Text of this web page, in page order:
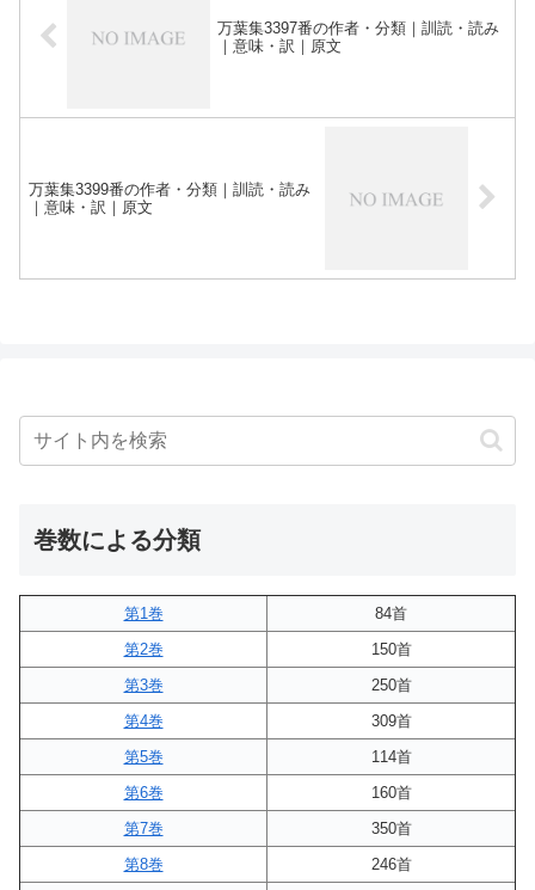
万葉集3397番の作者・分類｜訓読・読み
｜意味・訳｜原文
万葉集3399番の作者・分類｜訓読・読み
｜意味・訳｜原文
巻数による分類
第1巻
84首
第2巻
150首
第3巻
250首
第4巻
309首
第5巻
114首
第6巻
160首
第7巻
350首
第8巻
246首